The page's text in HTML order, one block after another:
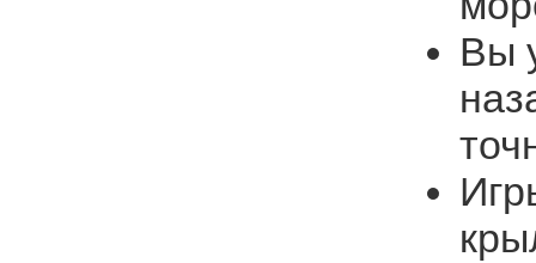
Вы